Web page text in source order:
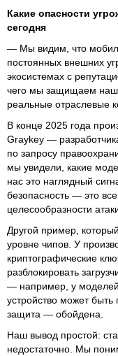
Какие опасности
сегодня
— Мы видим, что
постоянных внешних
экосистемах с
чего мы защищаем
реальные отраслевые
В конце 2025 года
Graykey —
по запросу
мы увидели, какие
нас это наглядный
безопасность — это
целесообразности
Другой пример,
уровне чипов. У
криптографические
разблокировать
— например, у моделей
устройство может
защита — обойдена.
Наш вывод простой:
недостаточно. Мы